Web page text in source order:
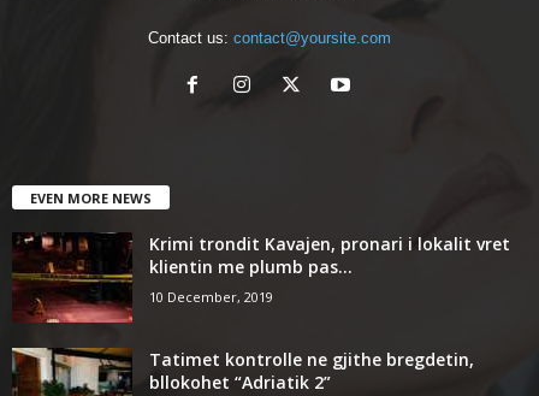
Contact us: contact@yoursite.com
EVEN MORE NEWS
Krimi trondit Kavajen, pronari i lokalit vret
klientin me plumb pas...
10 December, 2019
Tatimet kontrolle ne gjithe bregdetin,
bllokohet “Adriatik 2”